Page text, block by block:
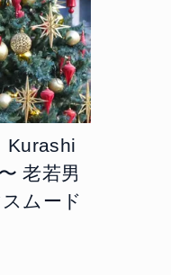
Kurashi
老若男
ムード